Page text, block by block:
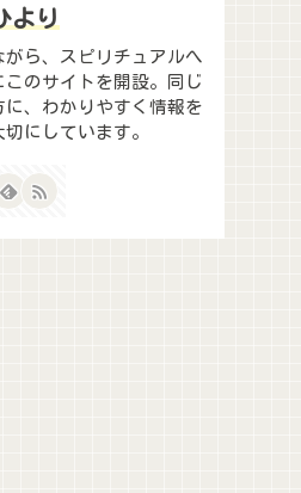
より
ら、スピリチュアルへ
のサイトを開設。同じ
、わかりやすく情報を
にしています。